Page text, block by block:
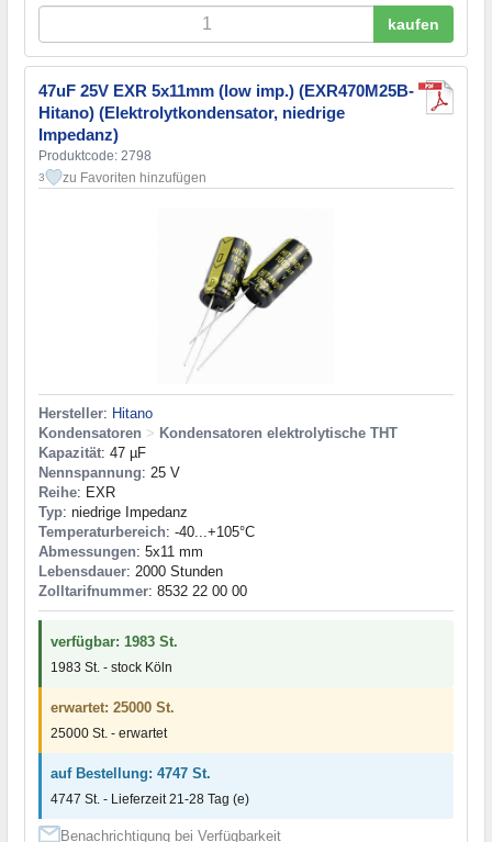
kaufen
47uF 25V EXR 5x11mm (low imp.) (EXR470M25B-
Hitano) (Elektrolytkondensator, niedrige
Impedanz)
Produktcode: 2798
3 zu Favoriten hinzufügen
Hersteller: Hitano
Kondensatoren > Kondensatoren elektrolytische THT
Kapazität: 47 µF
Nennspannung: 25 V
Reihe: EXR
Typ: niedrige Impedanz
Temperaturbereich: -40...+105°C
Abmessungen: 5x11 mm
Lebensdauer: 2000 Stunden
Zolltarifnummer: 8532 22 00 00
verfügbar: 1983 St.
1983 St. - stock Köln
erwartet: 25000 St.
25000 St. - erwartet
auf Bestellung: 4747 St.
4747 St. - Lieferzeit 21-28 Tag (e)
Benachrichtigung bei Verfügbarkeit